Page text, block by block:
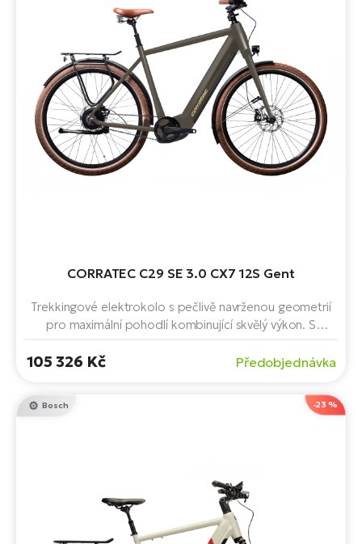
CORRATEC C29 SE 3.0 CX7 12S Gent
Trekkingové elektrokolo s pečlivě navrženou geometrií
pro maximální pohodlí kombinující skvělý výkon. S
Wh a brzdami Tektro. 29" kola. Stojánek a nosič v
105 326 Kč Předobjednávka
-23 %
Bosch